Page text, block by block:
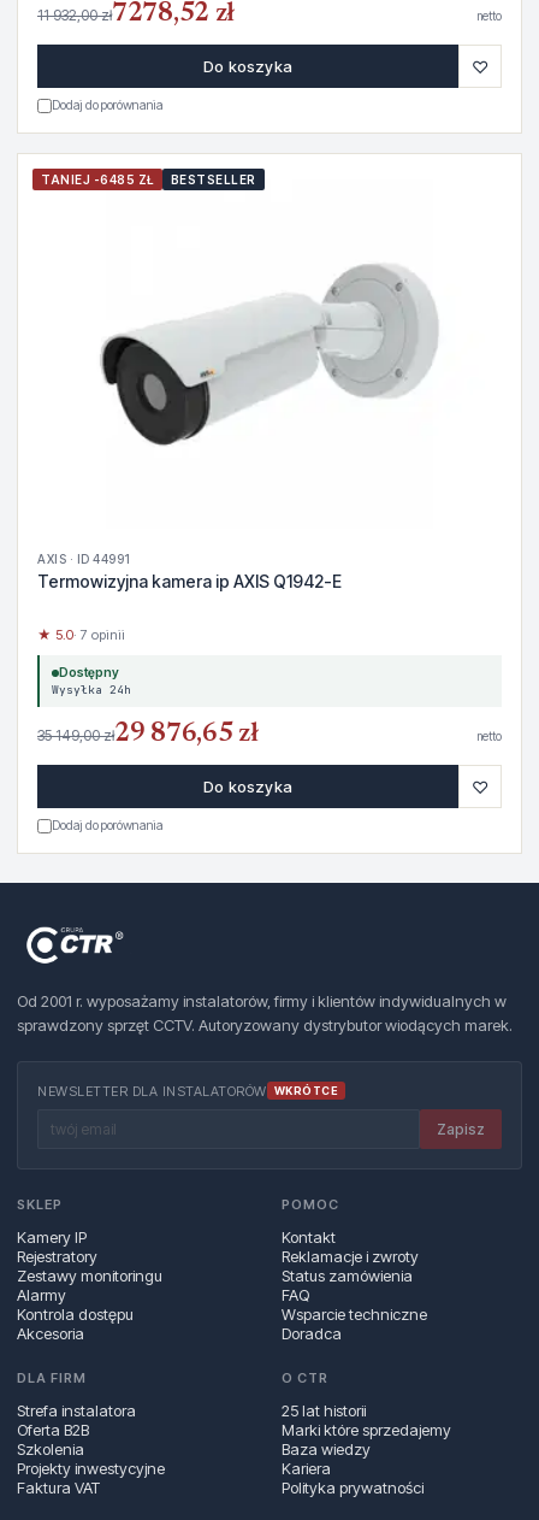
11 932,00 zł7278,52 zł netto
Do koszyka ♡
Dodaj do porównania
TANIEJ -6485 ZŁ BESTSELLER
AXIS · ID 44991
Termowizyjna kamera ip AXIS Q1942-E
★ 5.0· 7 opinii
Dostępny
Wysyłka 24h
35 149,00 zł29 876,65 zł netto
Do koszyka ♡
Dodaj do porównania
Od 2001 r. wyposażamy instalatorów, firmy i klientów indywidualnych w
sprawdzony sprzęt CCTV. Autoryzowany dystrybutor wiodących marek.
NEWSLETTER DLA INSTALATORÓW WKRÓTCE
Zapisz
SKLEP
Kamery IP
Rejestratory
Zestawy monitoringu
Alarmy
Kontrola dostępu
Akcesoria
POMOC
Kontakt
Reklamacje i zwroty
Status zamówienia
FAQ
Wsparcie techniczne
Doradca
DLA FIRM
Strefa instalatora
Oferta B2B
Szkolenia
Projekty inwestycyjne
Faktura VAT
O CTR
25 lat historii
Marki które sprzedajemy
Baza wiedzy
Kariera
Polityka prywatności